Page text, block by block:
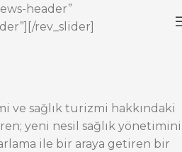
header”
rev_slider]
ve sağlık turizmi hakkındaki
yeni nesil sağlık yönetimini
ile bir araya getiren bir